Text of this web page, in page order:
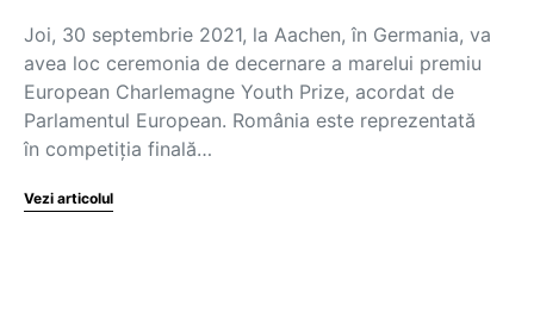
Joi, 30 septembrie 2021, la Aachen, în Germania, va
avea loc ceremonia de decernare a marelui premiu
European Charlemagne Youth Prize, acordat de
Parlamentul European. România este reprezentată
în competiția finală…
Vezi articolul